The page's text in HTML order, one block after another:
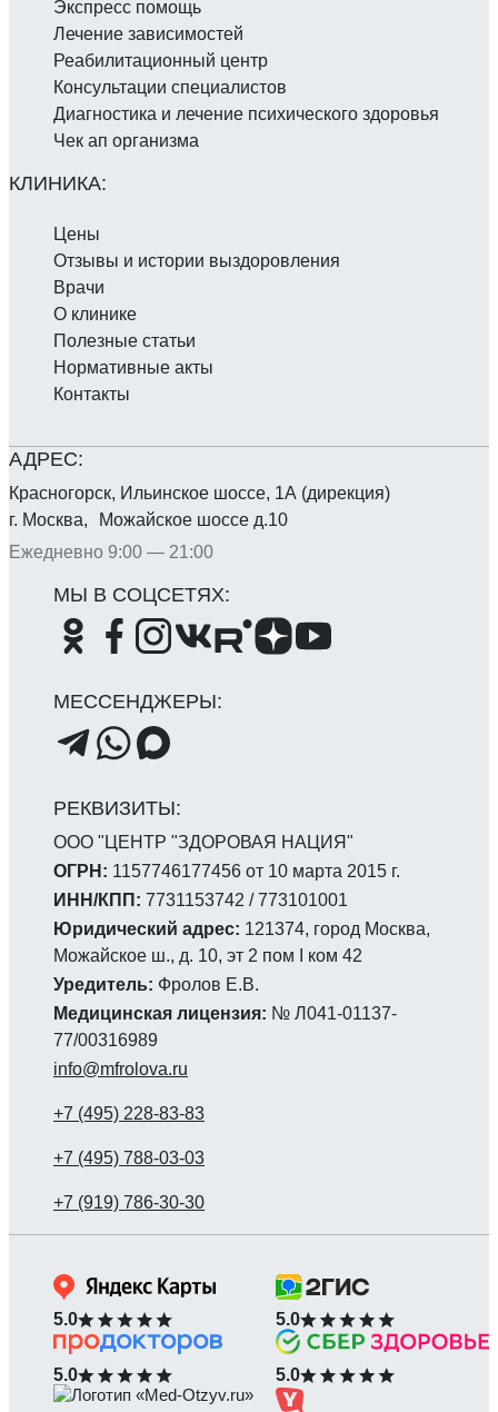
ООО "ЦЕНТР "ЗДОРОВАЯ НАЦИЯ"
ОГРН: 1157746177456 от 10 марта 2015 г.
ИНН/КПП: 7731153742 / 773101001
Юридический адрес: 121374, город Москва,
Можайское ш., д. 10, эт 2 пом I ком 42
Уредитель: Фролов Е.В.
Медицинская лицензия: № Л041-01137-
77/00316989
info@mfrolova.ru
Красногорск, Ильинское шоссе, 1А (дирекция)
г. Москва, Можайское шоссе д.10
Ежедневно 9:00 — 21:00
Экспресс помощь
Лечение зависимостей
Реабилитаци­онный центр
Консультации специалистов
Диагностика и лечение психического здоровья
Чек ап организма
Цены
Отзывы и истории выздоровления
Врачи
О клинике
Полезные статьи
Нормативные акты
Контакты
5.0 5.0
5.0 5.0